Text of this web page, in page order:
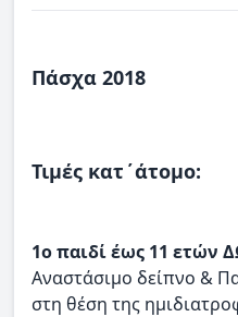
Πάσχα 2018
Τιμές κατ΄άτομο:
1ο παιδί έως 11 ετών
Αναστάσιμο δείπνο &
στη θέση της